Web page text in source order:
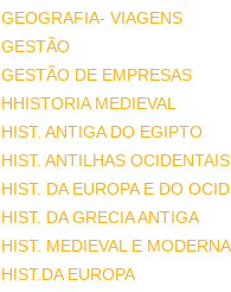
GEOGRAFIA- VIAGENS
GESTÃO
GESTÃO DE EMPRESAS
HHISTORIA MEDIEVAL
HIST. ANTIGA DO EGIPTO
HIST. ANTILHAS OCIDENTAIS
HIST. DA EUROPA E DO
HIST. DA GRECIA ANTIGA
HIST. MEDIEVAL E
HIST.DA EUROPA